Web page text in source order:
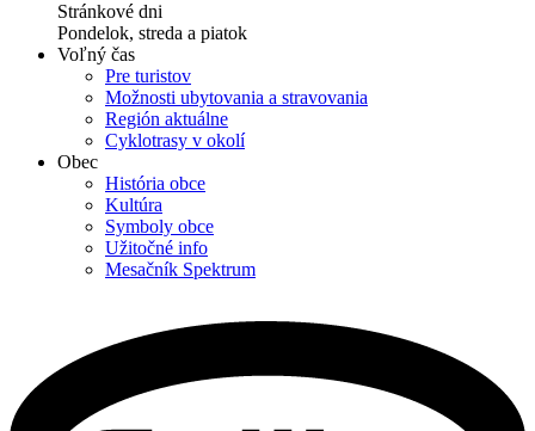
Stránkové dni
Pondelok, streda a piatok
Voľný čas
Pre turistov
Možnosti ubytovania a stravovania
Región aktuálne
Cyklotrasy v okolí
Obec
História obce
Kultúra
Symboly obce
Užitočné info
Mesačník Spektrum